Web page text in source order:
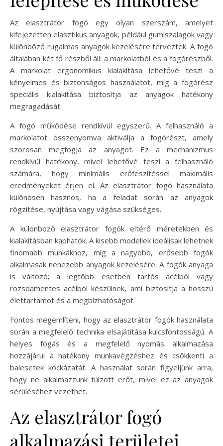
Az elasztrátor fogó egy olyan szerszám, amelyet
kifejezetten elasztikus anyagok, például gumiszalagok vagy
különböző rugalmas anyagok kezelésére terveztek. A fogó
általában két fő részből áll: a markolatból és a fogórészből.
A markolat ergonomikus kialakítása lehetővé teszi a
kényelmes és biztonságos használatot, míg a fogórész
speciális kialakítása biztosítja az anyagok hatékony
megragadását.
A fogó működése rendkívül egyszerű. A felhasználó a
markolatot összenyomva aktiválja a fogórészt, amely
szorosan megfogja az anyagot. Ez a mechanizmus
rendkívül hatékony, mivel lehetővé teszi a felhasználó
számára, hogy minimális erőfeszítéssel maximális
eredményeket érjen el. Az elasztrátor fogó használata
különösen hasznos, ha a feladat során az anyagok
rögzítése, nyújtása vagy vágása szükséges.
A különböző elasztrátor fogók eltérő méretekben és
kialakításban kaphatók. A kisebb modellek ideálisak lehetnek
finomabb munkákhoz, míg a nagyobb, erősebb fogók
alkalmasak nehezebb anyagok kezelésére. A fogók anyaga
is változó; a legtöbb esetben tartós acélból vagy
rozsdamentes acélból készülnek, ami biztosítja a hosszú
élettartamot és a megbízhatóságot.
Fontos megemlíteni, hogy az elasztrátor fogók használata
során a megfelelő technika elsajátítása kulcsfontosságú. A
helyes fogás és a megfelelő nyomás alkalmazása
hozzájárul a hatékony munkavégzéshez és csökkenti a
balesetek kockázatát. A használat során figyeljünk arra,
hogy ne alkalmazzunk túlzott erőt, mivel ez az anyagok
sérüléséhez vezethet.
Az elasztrátor fogó
alkalmazási területei